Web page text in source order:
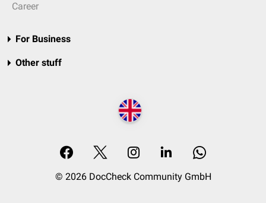
Career
For Business
Other stuff
© 2026 DocCheck Community GmbH